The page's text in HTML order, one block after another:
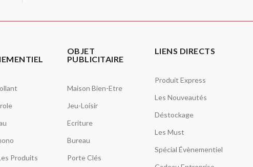
Produits
OBJET
PUBLICITAIRE
Maison Bien-Etre
Jeu-Loisir
Ecriture
Bureau
Porte Clés
LIENS DIRECTS
Produit Express
Les Nouveautés
Déstockage
Les Must
Spécial Évènementiel